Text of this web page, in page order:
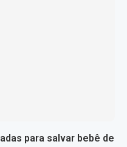
para salvar bebê de